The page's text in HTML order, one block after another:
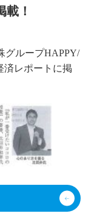
！
グループHAPPY/
済レポートに掲